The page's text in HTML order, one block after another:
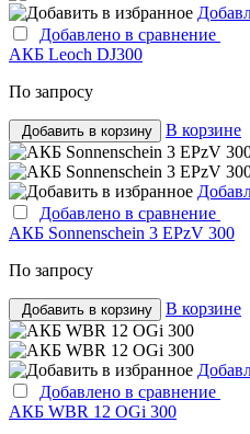
Добавлено в сравнение
АКБ Leoch DJ300
По запросу
Добавить в корзину В корзине
Добавлено в сравнение
АКБ Sonnenschein 3 EPzV 300
По запросу
Добавить в корзину В корзине
Добавлено в сравнение
АКБ WBR 12 OGi 300